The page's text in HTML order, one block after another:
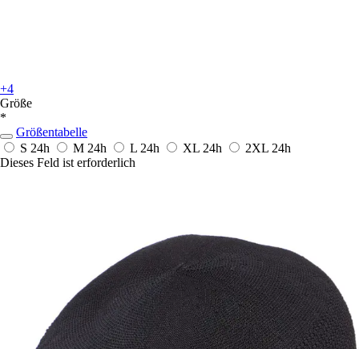
+4
Größe
*
Größentabelle
S 24h M 24h L 24h XL 24h 2XL 24h
Dieses Feld ist erforderlich